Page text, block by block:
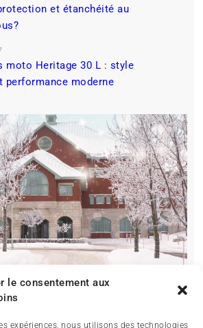
le consentement aux
expériences, nous utilisons des technologies
et étanchéité au
moto Heritage 30 L : style
performance moderne